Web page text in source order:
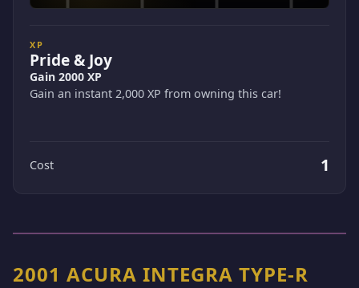
XP
Pride & Joy
Gain 2000 XP
Gain an instant 2,000 XP from owning this car!
Cost 1
2001 ACURA INTEGRA TYPE-R